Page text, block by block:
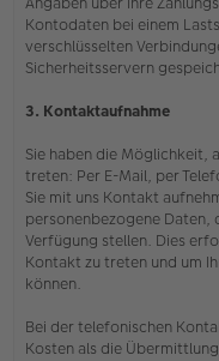
Kontodaten bei einem
verschlüsselten
Sicherheitsservern
3. Kontaktaufnahme
Sie haben die Möglichkeit,
treten: Per E-Mail, per
Sie mit uns Kontakt
personenbezogene Daten,
Verfügung stellen. Dies
Kontakt zu treten und um
können.
Bei der telefonischen
Kosten als die